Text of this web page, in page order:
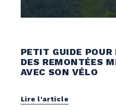
PETIT GUIDE POUR
DES REMONTÉES
AVEC SON VÉLO
Lire l'article